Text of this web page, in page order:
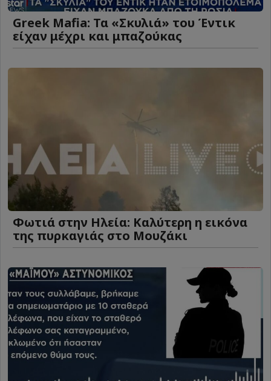
Greek Mafia: Τα «Σκυλιά» του Έντικ
είχαν μέχρι και μπαζούκας
Φωτιά στην Ηλεία: Καλύτερη η εικόνα
της πυρκαγιάς στο Μουζάκι